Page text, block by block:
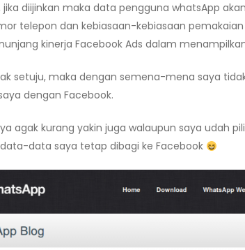
diijinkan maka data pengguna whatsApp
telepon dan kebiasaan-kebiasaan
kinerja Facebook Ads dalam menampilkan
setuju, maka dengan semena-mena saya
dengan Facebook.
agak kurang yakin juga walaupun saya udah
data saya tetap dibagi ke Facebook